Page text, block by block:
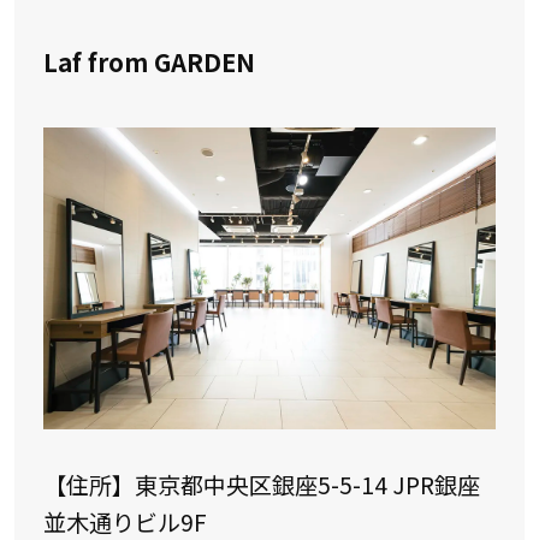
Laf from GARDEN
【住所】東京都中央区銀座5-5-14 JPR銀座
並木通りビル9F